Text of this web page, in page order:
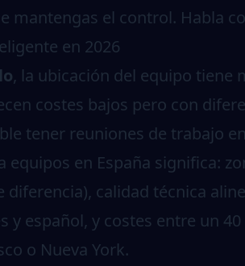
mantengas el control. Habla
en 2026
, la ubicación del equipo tiene
costes bajos pero con
tener reuniones de trabajo
equipos en España significa:
diferencia), calidad técnica
español, y costes entre un
o Nueva York.